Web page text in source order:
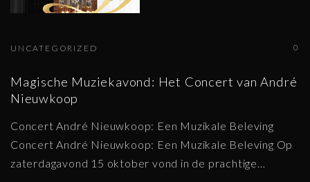
0
UNCATEGORIZED
Magische Muziekavond: Het Concert van André
Nieuwkoop
Concert André Nieuwkoop: Een Muzikale Beleving
Concert André Nieuwkoop: Een Muzikale Beleving Op
zaterdagavond 15 oktober vond in de prachtige…